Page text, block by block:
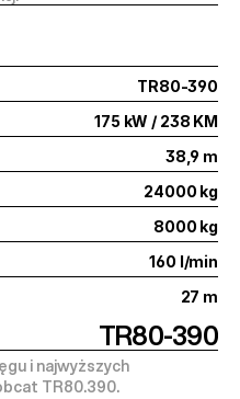
TR80-390
175 kW / 238 KM
38,9 m
24000 kg
8000 kg
160 l/min
27 m
TR80-390
i najwyższych
TR80.390.